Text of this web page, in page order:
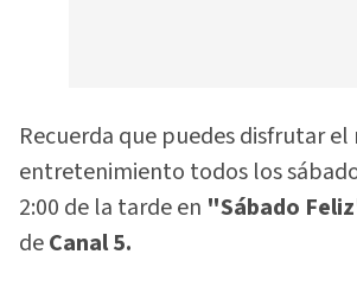
Recuerda que puedes disfrutar el
entretenimiento todos los
2:00 de la tarde en "Sábado
deCanal 5.